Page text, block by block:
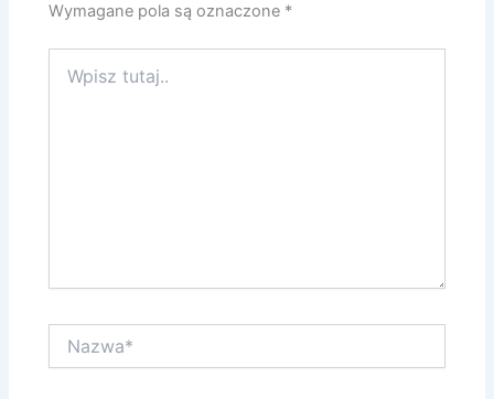
Wymagane pola są oznaczone *
tutaj..